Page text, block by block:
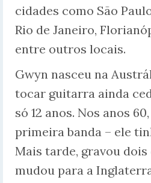
cidades como São
Rio de Janeiro,
entre outros locais.
Gwyn nasceu na
tocar guitarra ainda
só 12 anos. Nos anos
primeira banda – ele
Mais tarde, gravou dois
mudou para a